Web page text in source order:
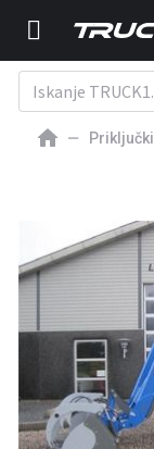
Priključki